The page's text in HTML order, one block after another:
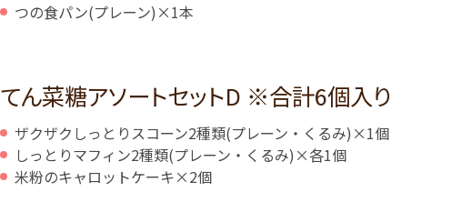
つの食パン(プレーン)×1本
てん菜糖アソートセットD ※合計6個入り
ザクザクしっとりスコーン2種類(プレーン・くるみ)×1個
しっとりマフィン2種類(プレーン・くるみ)×各1個
米粉のキャロットケーキ×2個